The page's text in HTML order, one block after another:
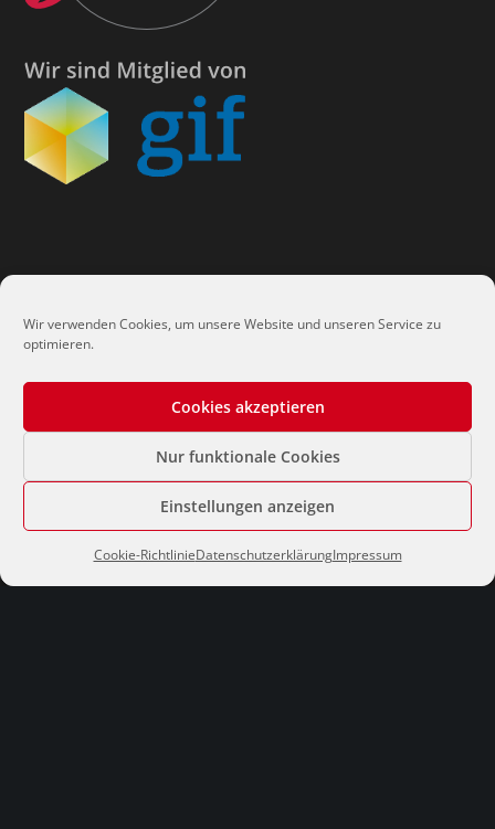
Wir verwenden Cookies, um unsere Website und unseren Service zu
optimieren.
Cookies akzeptieren
Nur funktionale Cookies
Einstellungen anzeigen
Cookie-RichtlinieDatenschutzerklärungImpressum
Kunz-Schulze Immobilien
0721.888.888